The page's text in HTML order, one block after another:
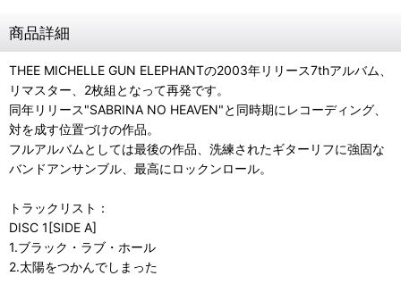
商品詳細
THEE MICHELLE GUN ELEPHANTの2003年リリース7thアルバム、
リマスター、2枚組となって再発です。
同年リリース"SABRINA NO HEAVEN"と同時期にレコーディング、
対を成す位置づけの作品。
フルアルバムとしては最後の作品、洗練されたギターリフに強固な
バンドアンサンブル、最高にロックンロール。
トラックリスト：
DISC 1[SIDE A]
1.ブラック・ラブ・ホール
2.太陽をつかんでしまった